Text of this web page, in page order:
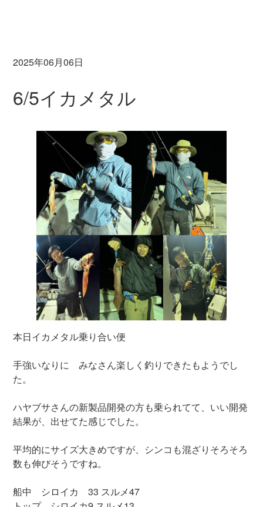
2025年06月06日
6/5イカメタル
本日イカメタル乗り合い便
手強いなりに みなさん楽しく釣りできたもようでし
た。
ハヤブサさんの新製品開発の方も乗られてて、いい開発
結果が、出せてた感じでした。
平均的にサイズ大きめですが、シンコも混ざりそろそろ
数も伸びそうですね。
船中 シロイカ 33 スルメ47